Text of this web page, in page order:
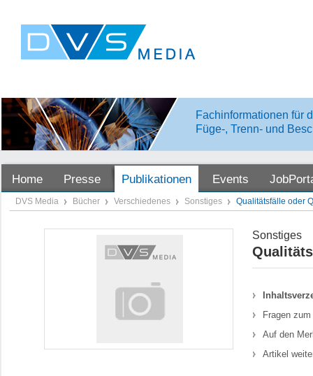
Fachinformationen für
Füge-, Trenn- und
Home Presse Publikationen Events
DVS Media Bücher Verschiedenes Sonstiges Qualitätsfälle oder
Sonstiges
Fragen
Auf den
Artikel